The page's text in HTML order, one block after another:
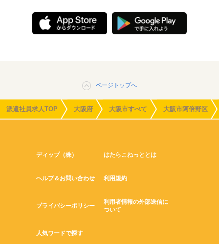
ページトップへ
派遣社員求人TOP 大阪府 大阪市すべて 大阪市阿倍野区
ディップ（株） はたらこねっととは
ヘルプ＆お問い合わせ 利用規約
プライバシーポリシー
利用者情報の外部送信に
ついて
人気ワードで探す